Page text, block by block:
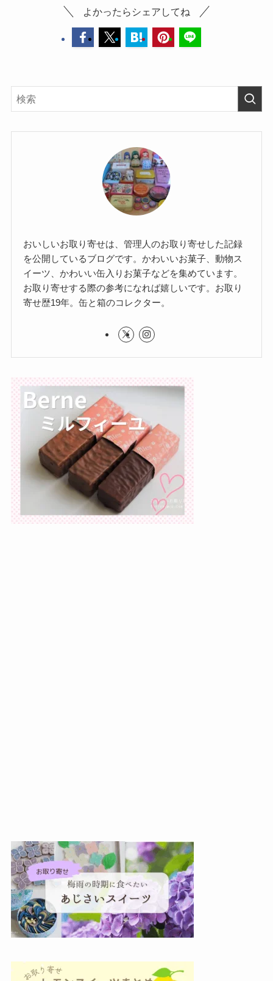
よかったらシェアしてね
おいしいお取り寄せは、管理人のお取り寄せした記録
を公開しているブログです。かわいいお菓子、動物ス
イーツ、かわいい缶入りお菓子などを集めています。
お取り寄せする際の参考になれば嬉しいです。お取り
寄せ歴19年。缶と箱のコレクター。